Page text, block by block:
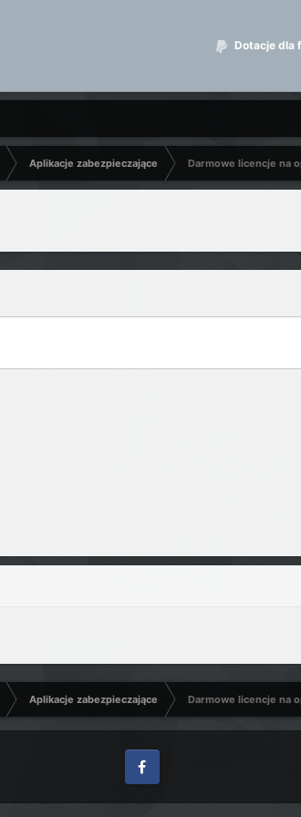
Dotacje dla
Aplikacje zabezpieczające Darmowe licencje na
Aplikacje zabezpieczające Darmowe licencje na
Facebook